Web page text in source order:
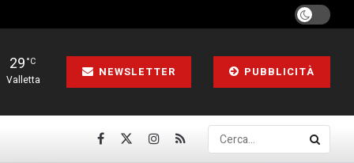
29°C
Valletta
NEWSLETTER PUBBLICITÀ